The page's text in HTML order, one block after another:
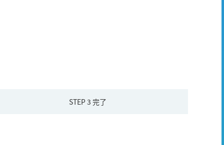
STEP 3完了